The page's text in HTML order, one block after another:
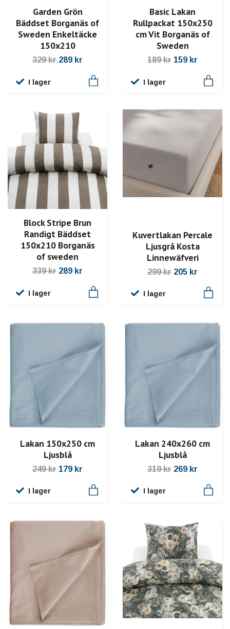
Garden Grön
Bäddset Borganäs of
Sweden Enkeltäcke
150x210
329 kr 289 kr
I lager
Basic Lakan
Rullpackat 150x250
cm Vit Borganäs of
Sweden
189 kr 159 kr
I lager
Block Stripe Brun
Randigt Bäddset
150x210 Borganäs
of sweden
339 kr 289 kr
I lager
Kuvertlakan Percale
Ljusgrå Kosta
Linnewäfveri
299 kr 205 kr
I lager
Lakan 150x250 cm
Ljusblå
249 kr 179 kr
I lager
Lakan 240x260 cm
Ljusblå
319 kr 269 kr
I lager